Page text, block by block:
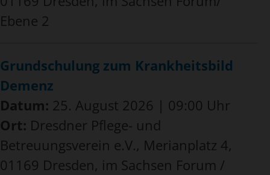
Ebene 2
Grundschulung zum Krankheitsbild
Demenz
Datum: 25. August 2026 | 09:00 Uhr
Ort: Dresdner Pflege- und
Betreuungsverein e.V., Merianplatz 4,
01169 Dresden, im Sachsen Forum /